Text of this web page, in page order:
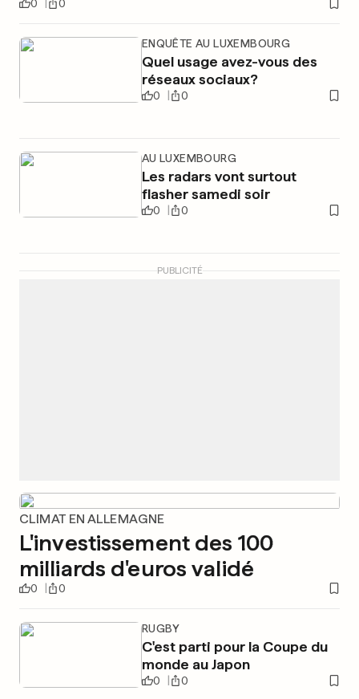
0 0
ENQUÊTE AU LUXEMBOURG
Quel usage avez-vous des
réseaux sociaux?
0 0
AU LUXEMBOURG
Les radars vont surtout
flasher samedi soir
0 0
PUBLICITÉ
CLIMAT EN ALLEMAGNE
L'investissement des 100
milliards d'euros validé
0 0
RUGBY
C'est parti pour la Coupe du
monde au Japon
0 0